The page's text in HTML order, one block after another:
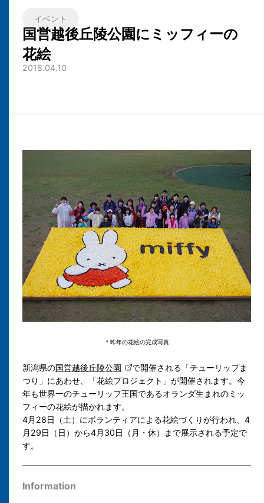
イベント
国営越後丘陵公園にミッフィーの
花絵
2018.04.10
＊昨年の花絵の完成写真
新潟県の国営越後丘陵公園
で開催される「チューリップま
つり」にあわせ、「花絵プロジェクト」が開催されます。今
年も世界一のチューリップ王国であるオランダ生まれのミッ
フィーの花絵が描かれます。
4月28日（土）にボランティアによる花絵づくりが行われ、4
月29日（日）から4月30日（月・休）まで展示される予定で
す。
Information